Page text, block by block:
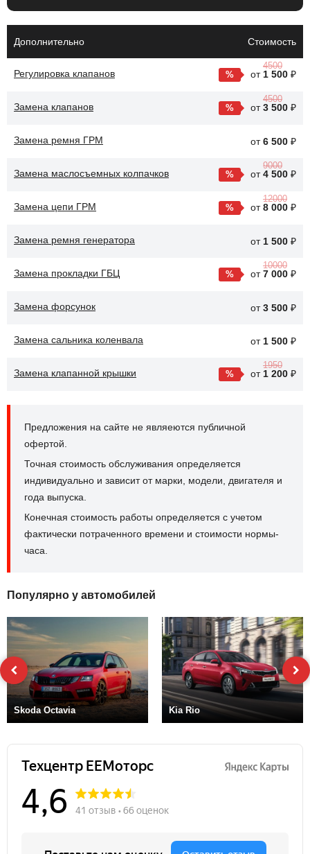
Дополнительно Стоимость
Регулировка клапанов от
4500
1 500 ₽
Замена клапанов от
4500
3 500 ₽
Замена ремня ГРМ от6 500 ₽
Замена маслосъемных колпачков от
9000
4 500 ₽
Замена цепи ГРМ от
12000
8 000 ₽
Замена ремня генератора от 1 500 ₽
Замена прокладки ГБЦ от
10000
7 000 ₽
Замена форсунок от3 500 ₽
Замена сальника коленвала от 1 500 ₽
Замена клапанной крышки от
1950
1 200 ₽
Предложения на сайте не являеются публичной
офертой.
Точная стоимость обслуживания определяется
индивидуально и зависит от марки, модели, двигателя и
года выпуска.
Конечная стоимость работы определяется с учетом
фактически потраченного времени и стоимости нормы-
часа.
Популярно у автомобилей
Skoda Octavia Kia Rio